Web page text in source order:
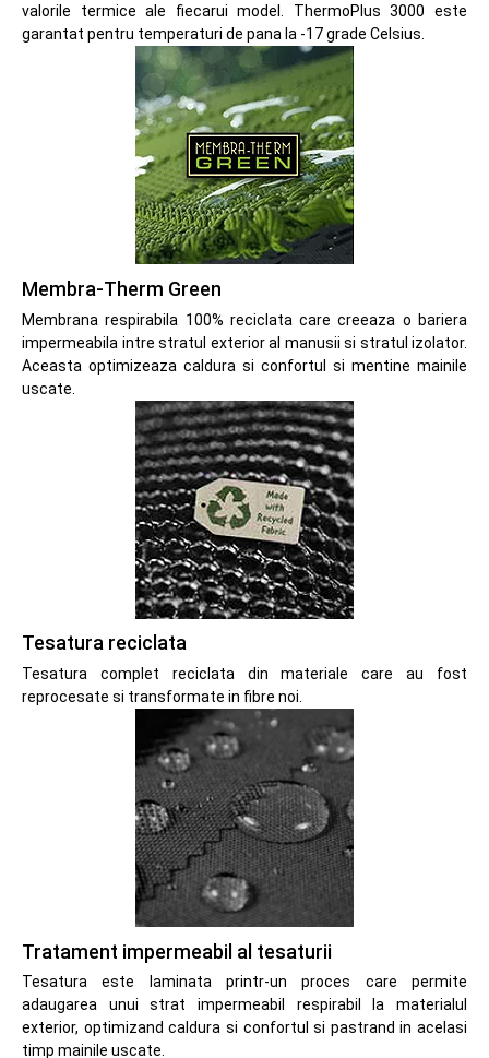
valorile termice ale fiecarui model. ThermoPlus 3000 este
garantat pentru temperaturi de pana la -17 grade Celsius.
Membra-Therm Green
Membrana respirabila 100% reciclata care creeaza o bariera
impermeabila intre stratul exterior al manusii si stratul izolator.
Aceasta optimizeaza caldura si confortul si mentine mainile
uscate.
Tesatura reciclata
Tesatura complet reciclata din materiale care au fost
reprocesate si transformate in fibre noi.
Tratament impermeabil al tesaturii
Tesatura este laminata printr-un proces care permite
adaugarea unui strat impermeabil respirabil la materialul
exterior, optimizand caldura si confortul si pastrand in acelasi
timp mainile uscate.